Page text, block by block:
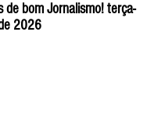
de bom Jornalismo! terça-
2026